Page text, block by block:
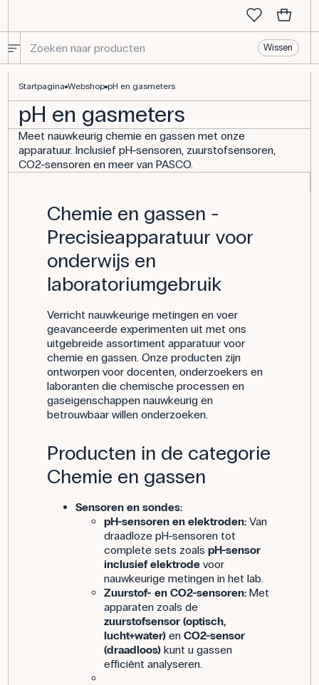
Wissen
Startpagina Webshop pH en gasmeters
pH en gasmeters
Meet nauwkeurig chemie en gassen met onze
apparatuur. Inclusief pH-sensoren, zuurstofsensoren,
CO2-sensoren en meer van PASCO.
Chemie en gassen -
Precisieapparatuur voor
onderwijs en
laboratoriumgebruik
Verricht nauwkeurige metingen en voer
geavanceerde experimenten uit met ons
uitgebreide assortiment apparatuur voor
chemie en gassen. Onze producten zijn
ontworpen voor docenten, onderzoekers en
laboranten die chemische processen en
gaseigenschappen nauwkeurig en
betrouwbaar willen onderzoeken.
Producten in de categorie
Chemie en gassen
Sensoren en sondes:
pH-sensoren en elektroden:Van
draadloze pH-sensoren tot
complete sets zoals pH-sensor
inclusief elektrodevoor
nauwkeurige metingen in het lab.
Zuurstof- en CO2-sensoren:Met
apparaten zoals de
zuurstofsensor (optisch,
lucht+water)en CO2-sensor
(draadloos)kunt u gassen
efficiënt analyseren.